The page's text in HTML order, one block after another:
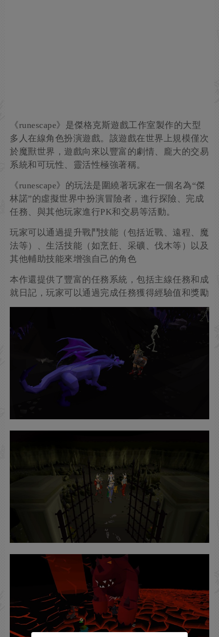
《runescape》是傑格克斯遊戲工作室製作的大型
多人在線角色扮演遊戲。該遊戲在世界上規模僅次
於魔獸世界，遊戲向來以豐富的劇情、龐大的交易
系統和可玩性、靈活性極強著稱。
《runescape》的玩法是圍繞著玩家在一個名為“傑
林諾”的虛擬世界中扮演冒險者，進行探險、完成
任務、與其他玩家進行PK和交易等活動。
玩家可以通過提升戰鬥技能（包括近戰、遠程、魔
法等）、生活技能（如烹飪、采礦、伐木等）以及
其他輔助技能來增強自己的角色
本作還提供了豐富的任務系統，包括主線任務和成
就日記，玩家可以通過完成任務獲得經驗值和獎勵